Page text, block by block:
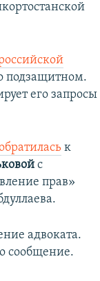
подзащитном.
его запросы
к
с
прав»
адвоката.
сообщение.